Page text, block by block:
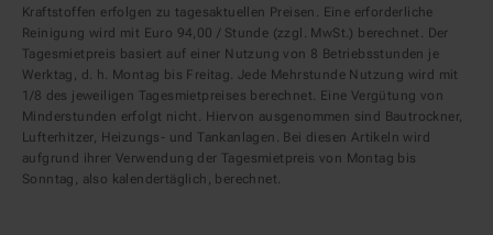
Kraftstoffen erfolgen zu tagesaktuellen Preisen. Eine erforderliche
Reinigung wird mit Euro 94,00 / Stunde (zzgl. MwSt.) berechnet. Der
Tagesmietpreis basiert auf einer Nutzung von 8 Betriebsstunden je
Werktag, d. h. Montag bis Freitag. Jede Mehrstunde Nutzung wird mit
1/8 des jeweiligen Tagesmietpreises berechnet. Eine Vergütung von
Minderstunden erfolgt nicht. Hiervon ausgenommen sind Bautrockner,
Lufterhitzer, Heizungs- und Tankanlagen. Bei diesen Artikeln wird
aufgrund ihrer Verwendung der Tagesmietpreis von Montag bis
Sonntag, also kalendertäglich, berechnet.